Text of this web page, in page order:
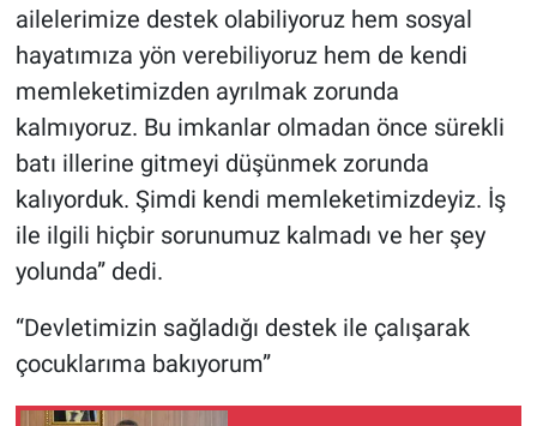
ailelerimize destek olabiliyoruz hem sosyal
hayatımıza yön verebiliyoruz hem de kendi
memleketimizden ayrılmak zorunda
kalmıyoruz. Bu imkanlar olmadan önce sürekli
batı illerine gitmeyi düşünmek zorunda
kalıyorduk. Şimdi kendi memleketimizdeyiz. İş
ile ilgili hiçbir sorunumuz kalmadı ve her şey
yolunda” dedi.
“Devletimizin sağladığı destek ile çalışarak
çocuklarıma bakıyorum”